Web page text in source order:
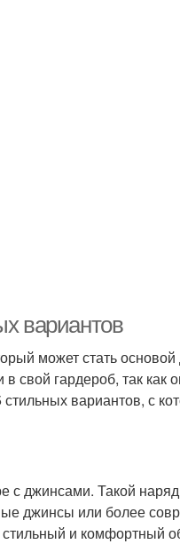
вариантов
может стать основой
свой гардероб, так как
вариантов, с
с джинсами. Такой
джинсы или более
и комфортный